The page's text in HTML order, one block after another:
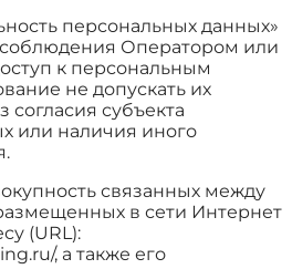
персональных данных»
Оператором или
к персональным
не допускать их
согласия субъекта
или наличия иного
связанных между
в сети Интернет
(URL):
, а также его